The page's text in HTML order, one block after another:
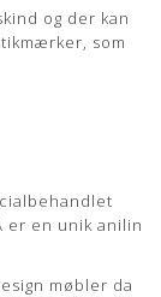
og der kan
som
er en unik anilin
møbler da